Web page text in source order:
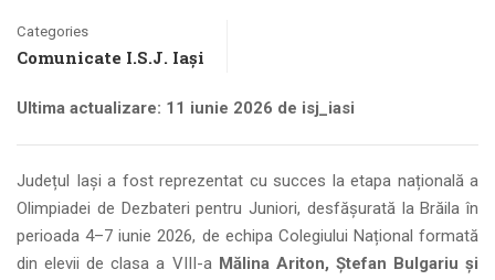
Categories
Comunicate I.S.J. Iași
Ultima actualizare: 11 iunie 2026 de isj_iasi
Județul Iași a fost reprezentat cu succes la etapa națională a
Olimpiadei de Dezbateri pentru Juniori, desfășurată la Brăila în
perioada 4–7 iunie 2026, de echipa Colegiului Național formată
din elevii de clasa a VIII-a Mălina Ariton, Ștefan Bulgariu și